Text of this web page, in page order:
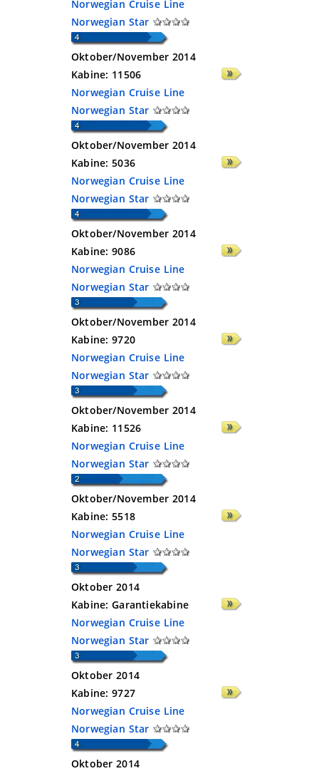
Norwegian Cruise Line
Norwegian Star
Oktober/November 2014
Kabine: 11506
Norwegian Cruise Line
Norwegian Star
Oktober/November 2014
Kabine:5036
Norwegian Cruise Line
Norwegian Star
Oktober/November 2014
Kabine:9086
Norwegian Cruise Line
Norwegian Star
Oktober/November 2014
Kabine:9720
Norwegian Cruise Line
Norwegian Star
Oktober/November 2014
Kabine: 11526
Norwegian Cruise Line
Norwegian Star
Oktober/November 2014
Kabine:5518
Norwegian Cruise Line
Norwegian Star
Oktober 2014
Kabine:Garantiekabine
Norwegian Cruise Line
Norwegian Star
Oktober 2014
Kabine:9727
Norwegian Cruise Line
Norwegian Star
Oktober 2014